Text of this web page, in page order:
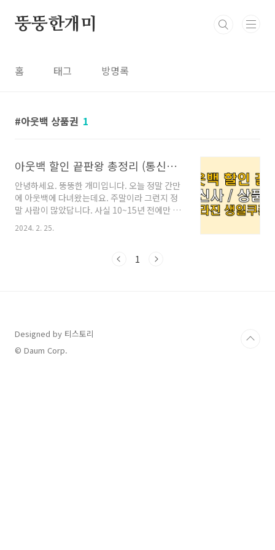
뚱뚱한개미
홈 태그 방명록
아웃백 상품권 1
아웃백 할인 끝판왕 총정리 (통신사, 상품권, 생일쿠폰?)
안녕하세요. 뚱뚱한 개미입니다. 오늘 정말 간만
에 아웃백에 다녀왔는데요. 주말이라 그런지 정
말 사람이 많았답니다. 사실 10~15년 전에만 해
도 우리나라는 패밀리 레스토랑의 전성시대라고
불릴정도로 정말 많은 패밀리 레스토랑이 있었는
자는... 아웃백이 아닐까 생각합니다. (일단 아웃
는 인수 전과 후간 맛에 변화는 없었고 여전히 맛
있었답니다. 자 그럼 여러분들이 궁금해하실 아
웃백 할인에 관한 모든 정보를 공유드리겠..
2024. 2. 25.
1
Designed by 티스토리
© Daum Corp.